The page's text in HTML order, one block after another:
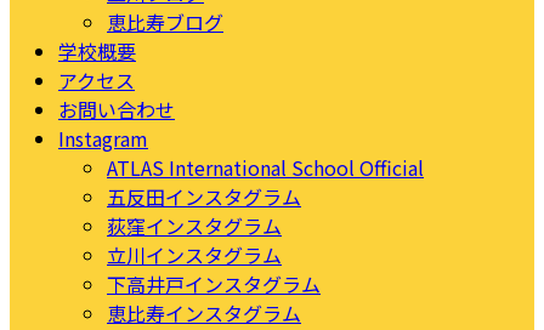
恵比寿ブログ
学校概要
アクセス
お問い合わせ
Instagram
ATLAS International School Official
五反田インスタグラム
荻窪インスタグラム
立川インスタグラム
下高井戸インスタグラム
恵比寿インスタグラム